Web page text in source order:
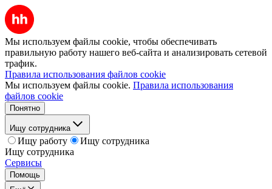
Мы используем файлы cookie, чтобы обеспечивать
правильную работу нашего веб-сайта и анализировать сетевой
трафик.
Правила использования файлов cookie
Мы используем файлы cookie. Правила использования
файлов cookie
Понятно
Ищу сотрудника
Ищу работу
Ищу сотрудника
Ищу сотрудника
Сервисы
Помощь